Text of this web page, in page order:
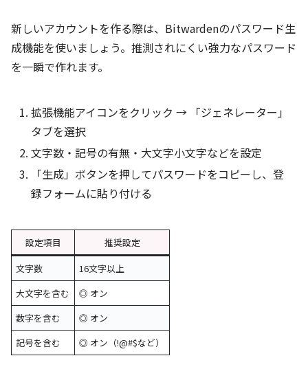
新しいアカウントを作る際は、Bitwardenのパスワード生
成機能を使いましょう。推測されにくい強力なパスワード
を一瞬で作れます。
拡張機能アイコンをクリック → 「ジェネレーター」
タブを選択
文字数・記号の有無・大文字小文字などを設定
「生成」ボタンを押してパスワードをコピーし、登
録フォームに貼り付ける
設定項目
推奨設定
文字数
16文字以上
大文字を含む
◎ オン
数字を含む
◎ オン
記号を含む
◎ オン（!@#$など）